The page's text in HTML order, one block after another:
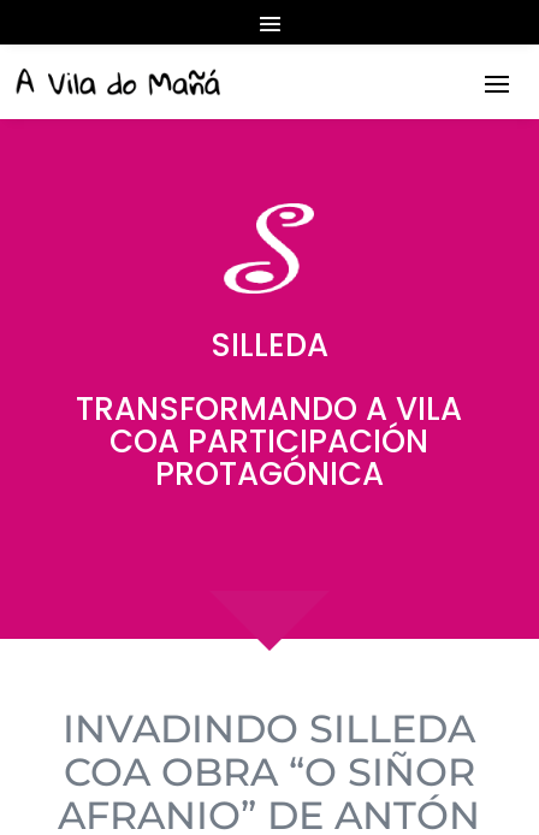
SILLEDA
TRANSFORMANDO A VILA
COA PARTICIPACIÓN
PROTAGÓNICA
INVADINDO SILLEDA
COA OBRA “O SIÑOR
AFRANIO” DE ANTÓN